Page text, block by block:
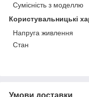
Сумісність з моделлю
Користувальницькі
Напруга живлення
Стан
Умови доставки